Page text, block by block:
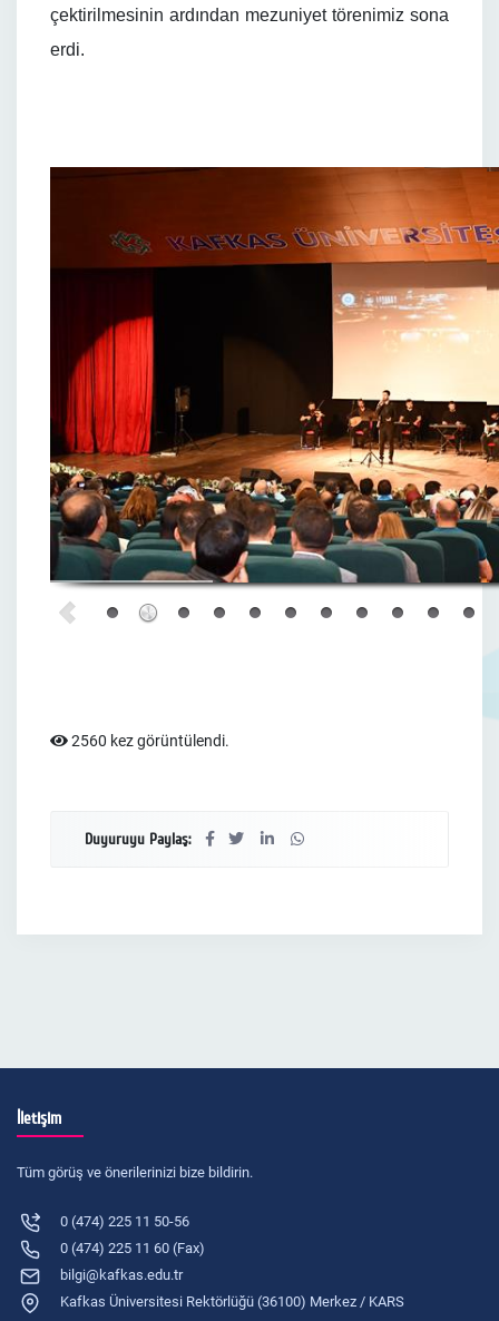
çektirilmesinin ardından mezuniyet törenimiz sona
erdi.
2560 kez görüntülendi.
Duyuruyu Paylaş:
İletişim
Tüm görüş ve önerilerinizi bize bildirin.
0 (474) 225 11 50-56
0 (474) 225 11 60 (Fax)
bilgi@kafkas.edu.tr
Kafkas Üniversitesi Rektörlüğü (36100) Merkez / KARS